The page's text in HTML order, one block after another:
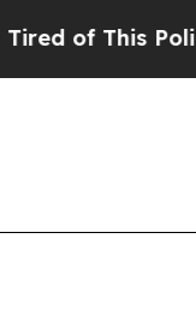
This Politics